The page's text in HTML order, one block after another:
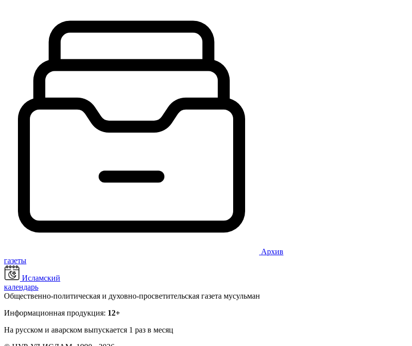
Архив
газеты
Исламский
календарь
Общественно-политическая и духовно-просветительская газета мусульман
Информационная продукция: 12+
На русском и аварском выпускается 1 раз в месяц